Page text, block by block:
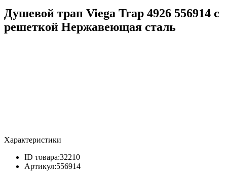
Душевой трап Viega Trap 4926 556914 с
решеткой Нержавеющая сталь
Характеристики
ID товара:32210
Артикул:556914